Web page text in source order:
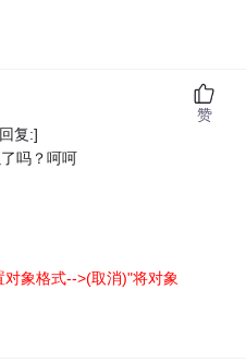
复:]
吗？呵呵
象格式-->(取消)"将对象
赞